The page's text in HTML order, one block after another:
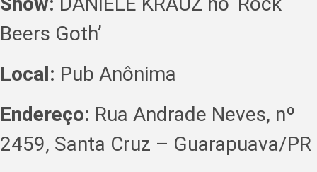
Beers Goth’
Local: Pub Anônima
Endereço: Rua Andrade Neves, nº
2459, Santa Cruz – Guarapuava/PR